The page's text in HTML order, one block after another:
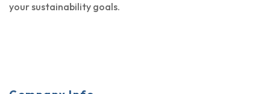
your sustainability goals.